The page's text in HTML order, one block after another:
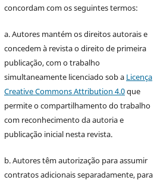
concordam com os seguintes termos:
a. Autores mantém os direitos autorais e
concedem à revista o direito de primeira
publicação, com o trabalho
simultaneamente licenciado sob a Licença
Creative Commons Attribution 4.0que
permite o compartilhamento do trabalho
com reconhecimento da autoria e
publicação inicial nesta revista.
b. Autores têm autorização para assumir
contratos adicionais separadamente, para